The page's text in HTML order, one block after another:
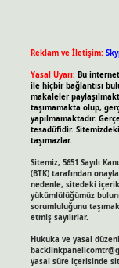
Reklam ve İletişim:
Yasal Uyarı: Bu
ile hiçbir bağlantısı
makaleler
taşımamakta olup,
yapılmamaktadır.
tesadüfidir.
taşımazlar.
Sitemiz, 5651 Sayılı
(BTK) tarafından
nedenle, sitedeki
yükümlülüğümüz
sorumluluğunu
etmiş sayılırlar.
Hukuka ve yasal
yasal süre içerisinde